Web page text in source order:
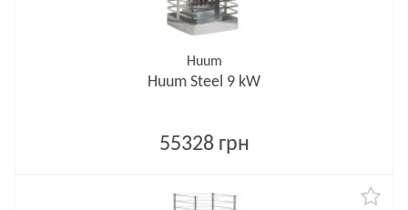
Huum
Huum Steel 9 kW
55328 грн